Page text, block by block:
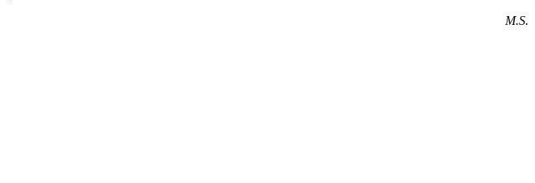
M.S.